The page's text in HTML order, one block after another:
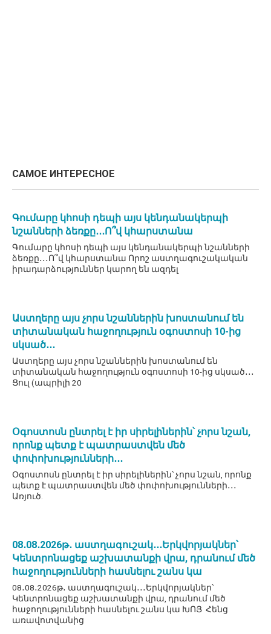
САМОЕ ИНТЕРЕСНОЕ
Գումարը կհոսի դեպի այս կենդանակերպի
նշանների ձեռքը․․․Ո՞վ կհարստանա
Գումարը կհոսի դեպի այս կենդանակերպի նշանների
ձեռքը․․․Ո՞վ կհարստանա Որոշ աստղագուշակական
իրադարձություններ կարող են ազդել
Աստղերը այս չորս նշաններին խոստանում են
տիտանական հաջողություն օգոստոսի 10-ից
սկսած․․․
Աստղերը այս չորս նշաններին խոստանում են
տիտանական հաջողություն օգոստոսի 10-ից սկսած․․․
Ցուլ (ապրիլի 20
Օգոստոսն ընտրել է իր սիրելիներին՝ չորս նշան,
որոնք պետք է պատրաստվեն մեծ
փոփոխությունների․․․
Օգոստոսն ընտրել է իր սիրելիներին՝ չորս նշան, որոնք
պետք է պատրաստվեն մեծ փոփոխությունների․․․
Առյուծ.
08․08․2026թ․ աստղագուշակ․․․Երկվորյակներ՝
Կենտրոնացեք աշխատանքի վրա, դրանում մեծ
հաջողությունների հասնելու շանս կա
08․08․2026թ․ աստղագուշակ․․․Երկվորյակներ՝
Կենտրոնացեք աշխատանքի վրա, դրանում մեծ
հաջողությունների հասնելու շանս կա ԽՈՅ Հենց
առավոտվանից